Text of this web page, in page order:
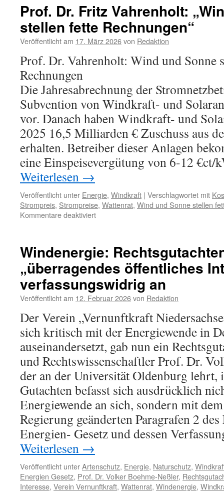
Prof. Dr. Fritz Vahrenholt:
stellen fette Rechnungen“
Veröffentlicht am 17. März 2026von Redaktion
Prof. Dr. Vahrenholt: Wind und Sonne
Rechnungen
Die Jahresabrechnung der
Subvention von Windkraft- und
vor. Danach haben Windkraft- und
2025 16,5 Milliarden € Zuschuss aus
erhalten. Betreiber dieser Anlagen
eine Einspeisevergütung von 6-12 €ct/
Weiterlesen →
Veröffentlicht unter Energie, Windkraft | Verschlagwortet mit
Strompreis, Strompreise, Wattenrat, Wind und Sonne stellen
Kommentare deaktiviertfür
Vahrenholt:
„Wind
und
Sonne
stellen
fette
Rechnungen“
Windenergie:
„überragendes öffentliches
verfassungswidrig an
Veröffentlicht am 12. Februar 2026von Redaktion
Der Verein „Vernunftkraft
sich kritisch mit der Energiewende in
auseinandersetzt, gab nun ein
und Rechtswissenschaftler Prof. Dr.
der an der Universität Oldenburg lehrt,
Gutachten befasst sich ausdrücklich
Energiewende an sich, sondern mit
Regierung geänderten Paragrafen 2
Energien- Gesetz und dessen
Weiterlesen →
Veröffentlicht unterArtenschutz, Energie, Naturschutz,
Energien Gesetz, Prof. Dr. Volker Boehme-Neßler,
Interesse, Verein Vernunftkraft, Wattenrat, Windenergie,